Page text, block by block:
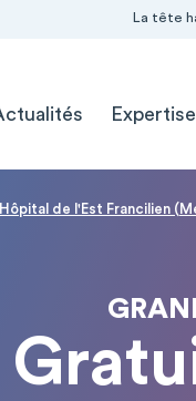
La tête
de l'Est Francilien